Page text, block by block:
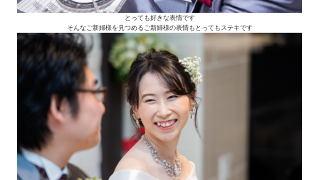
とっても好きな表情です
そんなご新婦様を見つめるご新婦様の表情もとってもステキです